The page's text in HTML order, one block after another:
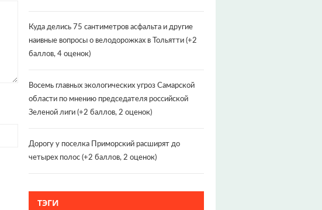
Куда делись 75 сантиметров асфальта и другие
наивные вопросы о велодорожках в Тольятти (+2
баллов, 4 оценок)
Восемь главных экологических угроз Самарской
области по мнению председателя российской
Зеленой лиги (+2 баллов, 2 оценок)
Дорогу у поселка Приморский расширят до
четырех полос (+2 баллов, 2 оценок)
ТЭГИ